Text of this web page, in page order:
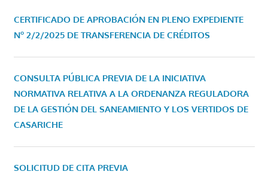
CERTIFICADO DE APROBACIÓN EN PLENO EXPEDIENTE
Nº 2/2/2025 DE TRANSFERENCIA DE CRÉDITOS
CONSULTA PÚBLICA PREVIA DE LA INICIATIVA
NORMATIVA RELATIVA A LA ORDENANZA REGULADORA
DE LA GESTIÓN DEL SANEAMIENTO Y LOS VERTIDOS DE
CASARICHE
SOLICITUD DE CITA PREVIA